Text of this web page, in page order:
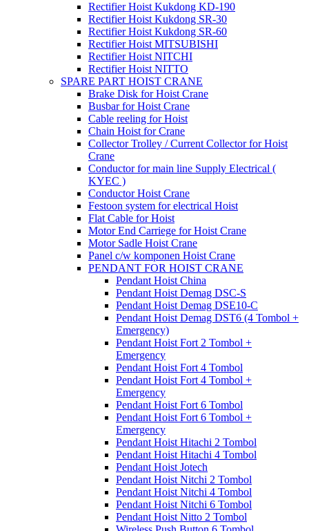
Rectifier Hoist Kukdong KD-190
Rectifier Hoist Kukdong SR-30
Rectifier Hoist Kukdong SR-60
Rectifier Hoist MITSUBISHI
Rectifier Hoist NITCHI
Rectifier Hoist NITTO
SPARE PART HOIST CRANE
Brake Disk for Hoist Crane
Busbar for Hoist Crane
Cable reeling for Hoist
Chain Hoist for Crane
Collector Trolley / Current Collector for Hoist
Crane
Conductor for main line Supply Electrical (
KYEC )
Conductor Hoist Crane
Festoon system for electrical Hoist
Flat Cable for Hoist
Motor End Carriege for Hoist Crane
Motor Sadle Hoist Crane
Panel c/w komponen Hoist Crane
PENDANT FOR HOIST CRANE
Pendant Hoist China
Pendant Hoist Demag DSC-S
Pendant Hoist Demag DSE10-C
Pendant Hoist Demag DST6 (4 Tombol +
Emergency)
Pendant Hoist Fort 2 Tombol +
Emergency
Pendant Hoist Fort 4 Tombol
Pendant Hoist Fort 4 Tombol +
Emergency
Pendant Hoist Fort 6 Tombol
Pendant Hoist Fort 6 Tombol +
Emergency
Pendant Hoist Hitachi 2 Tombol
Pendant Hoist Hitachi 4 Tombol
Pendant Hoist Jotech
Pendant Hoist Nitchi 2 Tombol
Pendant Hoist Nitchi 4 Tombol
Pendant Hoist Nitchi 6 Tombol
Pendant Hoist Nitto 2 Tombol